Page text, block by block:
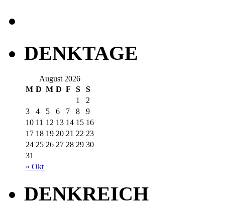
DENKTAGE
August 2026
M D M D F S S
« Okt
1
2
3
4 5 6 7 8
9
10 11 12 13 14 15 16
17 18 19 20 21 22 23
24 25 26 27 28 29 30
31
DENKREICH